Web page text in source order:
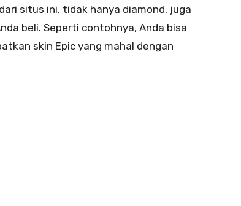
situs ini, tidak hanya diamond, juga
beli. Seperti contohnya, Anda bisa
skin Epic yang mahal dengan